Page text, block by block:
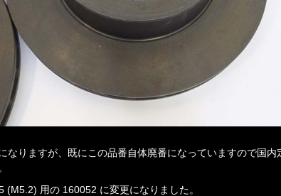
なりますが、既にこの品番自体廃番になっていますので国内
(M5.2) 用の 160052 に変更になりました。